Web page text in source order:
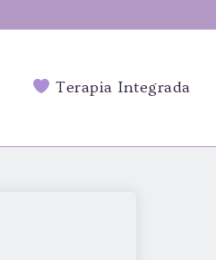
Terapia Integrada